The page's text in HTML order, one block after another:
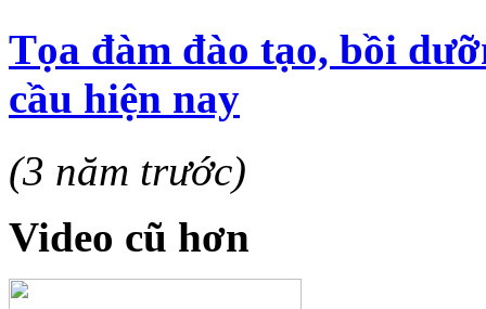
Tọa đàm đào tạo, bồi
cầu hiện nay
(3 năm trước)
Video cũ hơn